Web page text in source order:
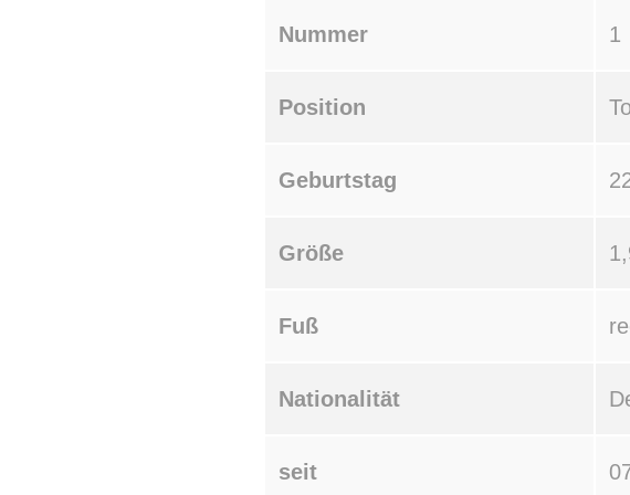
Nummer 1
Position
Geburtstag
Größe
Fuß
Nationalität
seit